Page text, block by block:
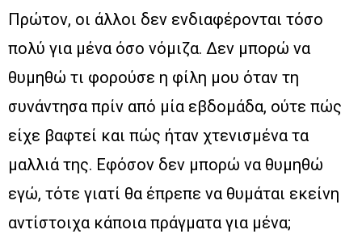
Πρώτον, οι άλλοι δεν ενδιαφέρονται τόσο
πολύ για μένα όσο νόμιζα. Δεν μπορώ να
θυμηθώ τι φορούσε η φίλη μου όταν τη
συνάντησα πρίν από μία εβδομάδα, ούτε πώς
είχε βαφτεί και πώς ήταν χτενισμένα τα
μαλλιά της. Εφόσον δεν μπορώ να θυμηθώ
εγώ, τότε γιατί θα έπρεπε να θυμάται εκείνη
αντίστοιχα κάποια πράγματα για μένα;